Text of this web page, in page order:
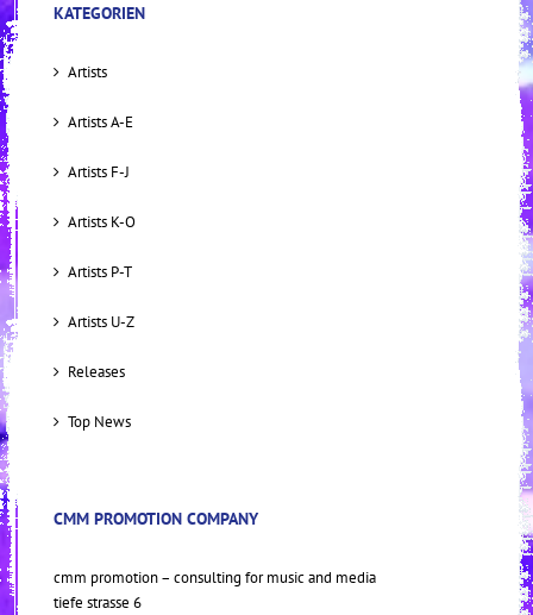
KATEGORIEN
Artists
Artists A-E
Artists F-J
Artists K-O
Artists P-T
Artists U-Z
Releases
Top News
CMM PROMOTION COMPANY
cmm promotion – consulting for music and media
tiefe strasse 6